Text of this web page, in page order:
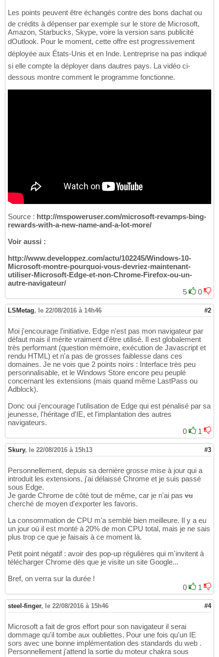
Les points peuvent être échangés contre des bons dachat ou
de crédits à dépenser par exemple sur le store de Microsoft,
Amazon, Starbucks, Skype, voire la version sans publicité
dOutlook. Pour le moment, cette offre est progressivement
déployée aux États-Unis et en Inde. Lentreprise na pas indiqué
si elle compte la déployer dans dautres pays. La vidéo ci-
dessous montre comment le programme fonctionne.
Source : http://mspoweruser.com/microsoft-revamps-bing-
rewards-with-a-new-name-and-a-lot-more/
Voir aussi :
http://www.developpez.com/actu/102245/Windows-10-
Microsoft-montre-pourquoi-vous-devriez-maintenant-
utiliser-Microsoft-Edge-et-non-Chrome-Firefox-ou-un-
autre-navigateur/
5
0
LSMetag, le 22/08/2016 à 14h46 #2
Moi j'encourage l'initiative. Edge n'est pas mon navigateur par
défaut mais il mérite vraiment d'être utilisé. Il est globalement
très performant (question mémoire, exécution de Javascript et
rendu HTML) et n'a pas de grosses faiblesse dans ces
domaines. Je ne vois que 2 points noirs : Interface très peu
personnalisable, et le Windows Store encore peu peuplé
concernant les extensions (mais quand même LastPass ou
Adblock).
Donc oui j'encourage l'utilisation de Edge qui est pénalisé par sa
jeunesse, l'héritage d'IE, et l'implantation des autres
navigateurs.
0
1
Skury, le 22/08/2016 à 15h13 #3
Personnellement, depuis sa dernière grosse mise à jour qui a
introduit les extensions, j'ai délaissé Chrome et je suis passé
sous Edge.
Je garde Chrome de côté tout de même, car je n'ai pas vu
cherché de moyen d'exporter les favoris.
La consommation de CPU m'a semblé bien meilleure. Il y a eu
un jour où il est monté à 20% de mon CPU total, mais je ne sais
plus trop ce que je faisais à ce moment là.
Petit point négatif : avoir des pop-up régulières qui m'invitent à
télécharger Chrome dès que je visite un site Google...
Bref, on verra sur la durée !
0
1
steel-finger, le 22/08/2016 à 15h46 #4
Microsoft a fait de gros effort pour son navigateur il serai
dommage qu'il tombe aux oubliettes. Pour une fois qu'un IE
sors avec une bonne implémentation des standards du web .
Personnellement j'attend la sortie du moteur chakra sous